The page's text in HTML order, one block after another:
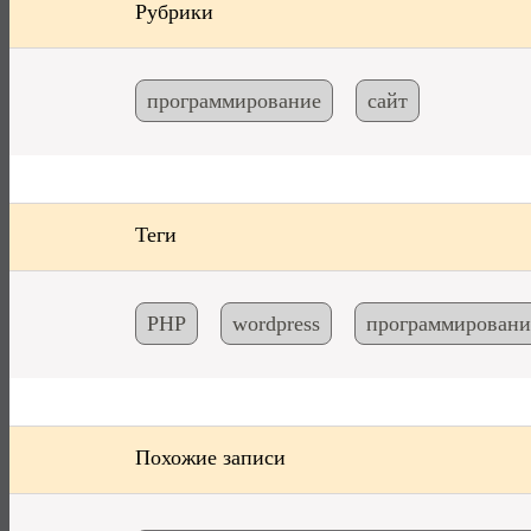
Рубрики
программирование сайт
Теги
PHP wordpress
Похожие записи